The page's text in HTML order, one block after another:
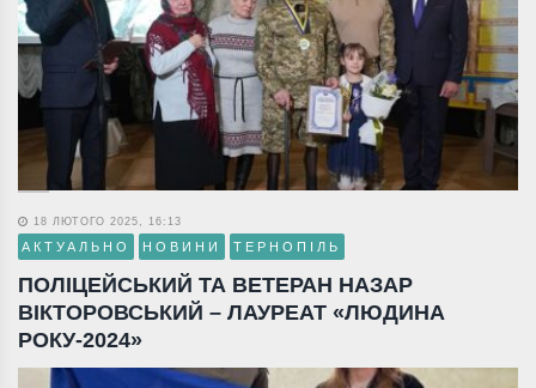
18 ЛЮТОГО 2025, 16:13
АКТУАЛЬНО НОВИНИ ТЕРНОПІЛЬ
ПОЛІЦЕЙСЬКИЙ ТА ВЕТЕРАН НАЗАР
ВІКТОРОВСЬКИЙ – ЛАУРЕАТ «ЛЮДИНА
РОКУ-2024»